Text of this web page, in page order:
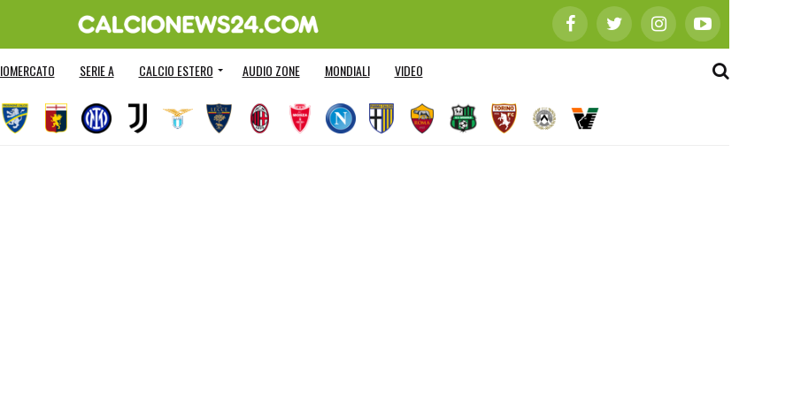
SERIE A CALCIO ESTERO AUDIO ZONE MONDIALI VIDEO